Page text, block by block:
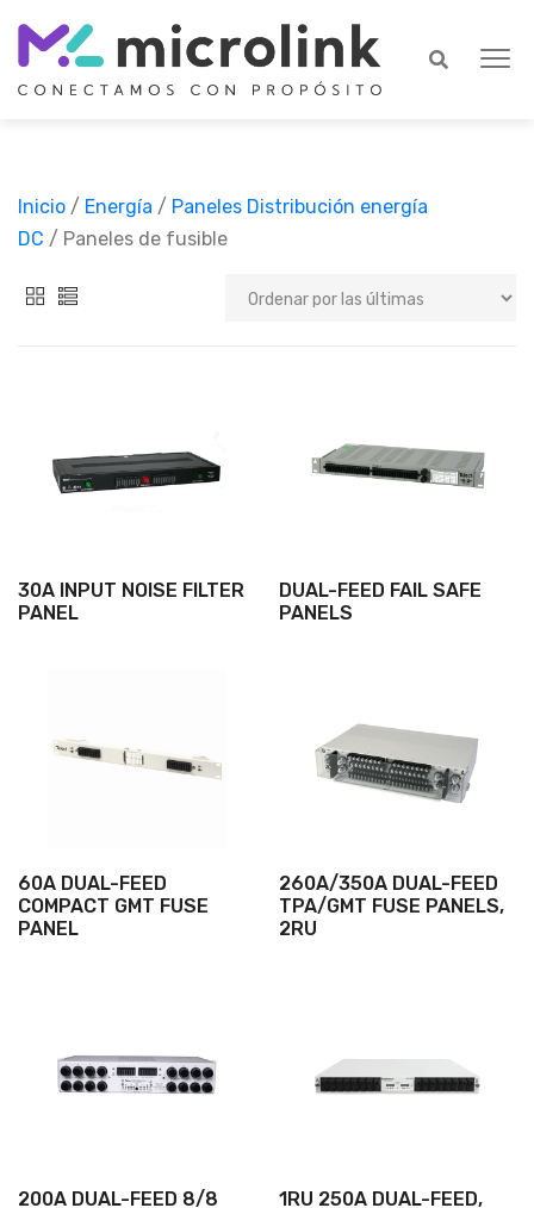
Inicio / Energía / Paneles Distribución energía
DC / Paneles de fusible
30A INPUT NOISE FILTER
PANEL
DUAL-FEED FAIL SAFE
PANELS
60A DUAL-FEED
COMPACT GMT FUSE
PANEL
260A/350A DUAL-FEED
TPA/GMT FUSE PANELS,
2RU
200A DUAL-FEED 8/8
1RU 250A DUAL-FEED,